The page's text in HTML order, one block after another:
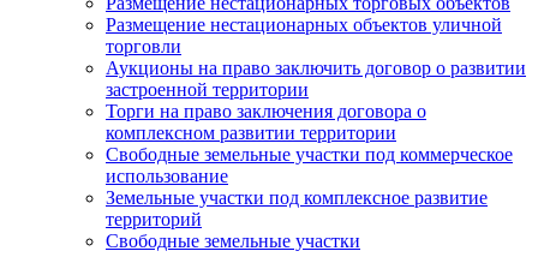
Размещение нестационарных объектов уличной
торговли
Аукционы на право заключить договор о развитии
застроенной территории
Торги на право заключения договора о
комплексном развитии территории
Свободные земельные участки под коммерческое
использование
Земельные участки под комплексное развитие
территорий
Свободные земельные участки